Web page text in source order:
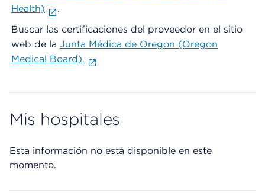
Health)
.
Buscar las certificaciones del proveedor en el sitio
web de la Junta Médica de Oregon (Oregon
Medical Board).
Mis hospitales
Esta información no está disponible en este
momento.